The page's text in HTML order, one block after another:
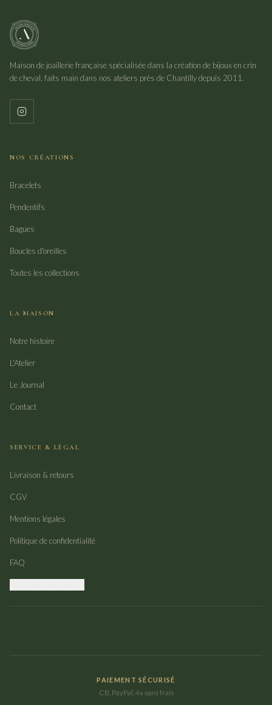
Maison de joaillerie française spécialisée dans la création de bijoux en crin
de cheval, faits main dans nos ateliers près de Chantilly depuis 2011.
NOS CRÉATIONS
Bracelets
Pendentifs
Bagues
Boucles d'oreilles
Toutes les collections
LA MAISON
Notre histoire
L'Atelier
Le Journal
Contact
SERVICE & LÉGAL
Livraison & retours
CGV
Mentions légales
Politique de confidentialité
FAQ
PAIEMENT SÉCURISÉ
CB, PayPal, 4x sans frais